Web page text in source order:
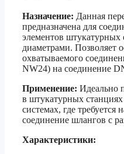
Назначение: Данная
предназначена для
элементов
диаметрами. Позволяет
охватываемого
NW24) на соединение
Применение: Идеально
в штукатурных
системах, где требуется
соединение шлангов с
Характеристики: